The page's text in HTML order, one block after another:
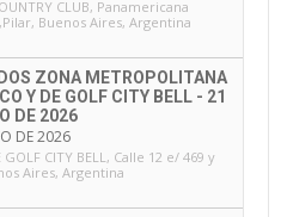
CLUB, Panamericana
Buenos Aires, Argentina
ZONA METROPOLITANA
Y DE GOLF CITY BELL - 21
DE 2026
DE 2026
GOLF CITY BELL, Calle 12 e/ 469 y
Aires, Argentina